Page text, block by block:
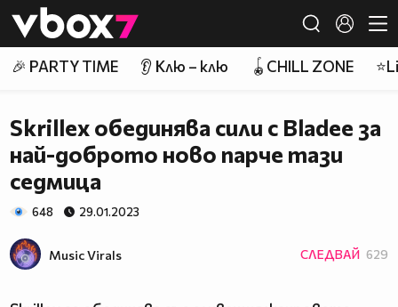
👾
🎉 PARTY TIME 👂 Клю – клю 🪀CHILL ZONE
Skrillex обединява сили с Bladee за
най-доброто ново парче тази
седмица
648 29.01.2023
Music Virals СЛЕДВАЙ 629